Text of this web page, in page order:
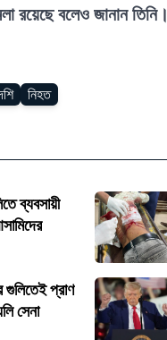
রয়েছে বলেও জানান তিনি।
নিহত
ব্যবসায়ী
গুলিতেই প্রাণ
সেনা